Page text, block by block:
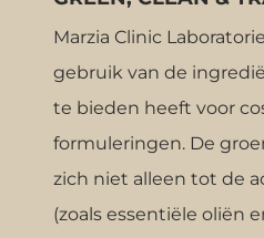
Marzia Clinic
gebruik van de
te bieden heeft voor
formuleringen. De
zich niet alleen tot de
(zoals essentiële oliën